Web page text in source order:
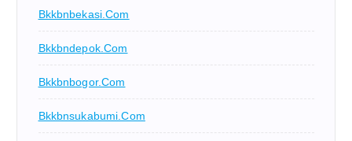
Bkkbnbekasi.com
Bkkbndepok.com
Bkkbnbogor.com
Bkkbnsukabumi.com